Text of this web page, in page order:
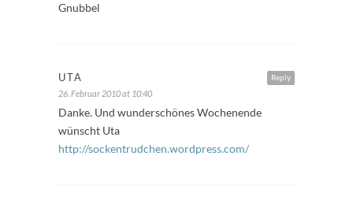
Gnubbel
Reply
UTA
26. Februar 2010 at 10:40
Danke. Und wunderschönes Wochenende
wünscht Uta
http://sockentrudchen.wordpress.com/